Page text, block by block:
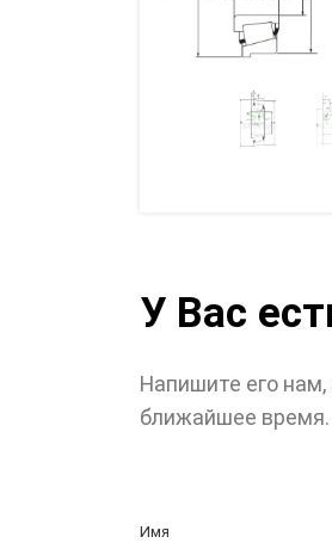
У Вас
Напишите его
ближайшее время.
Имя